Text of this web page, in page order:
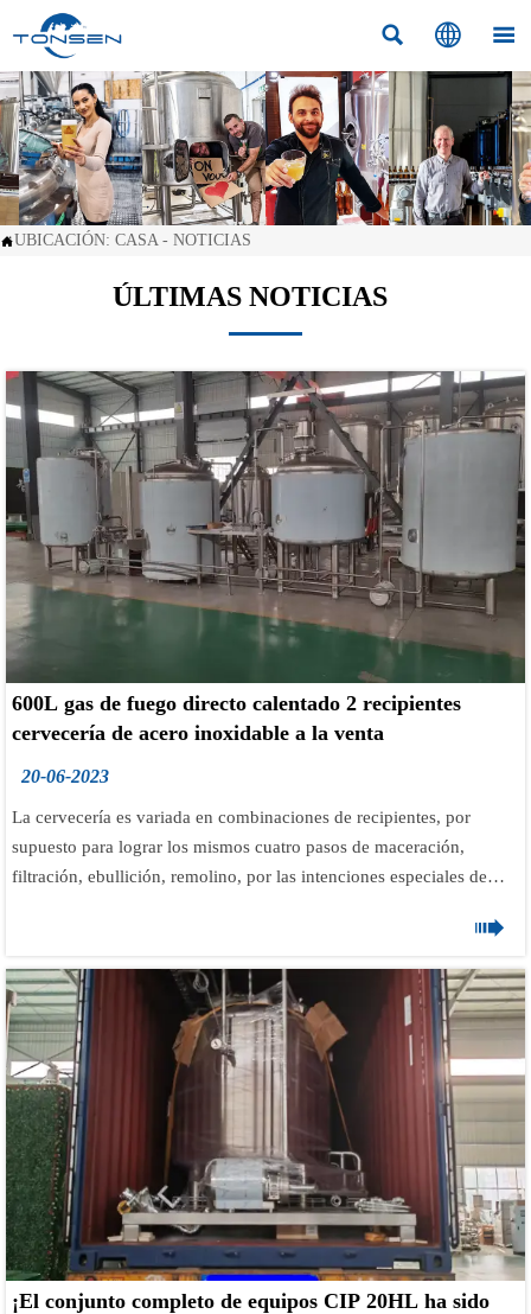
  
UBICACIÓN: CASA- NOTICIAS
ÚLTIMAS NOTICIAS
600L gas de fuego directo calentado 2 recipientes
cervecería de acero inoxidable a la venta
20-06-2023
La cervecería es variada en combinaciones de recipientes, por
supuesto para lograr los mismos cuatro pasos de maceración,
filtración, ebullición, remolino, por las intenciones especiales de
gravedad del mosto, el rociado de agua, la preparación en cierto
tiempo, el método de preparación, etc. TIANTAI La empresa acepta
un diseño especial para estas variaciones.
La sala de cocción de dos recipientes de 600 l es bastante popular y
se utiliza en un nuevo negocio de elaboración de cerveza. Es
adecuado para maceración de infusión y adecuado para preparar 1
~ 2 lotes por día. Nuestra unidad de sala de cocción estándar de dos
recipientes fabricada en acero inoxidable apto para uso alimentario.
También podemos hacerlo con cobre rojo o acero inoxidable espejo
si prefieres una apariencia más atractiva.

¡El conjunto completo de equipos CIP 20HL ha sido